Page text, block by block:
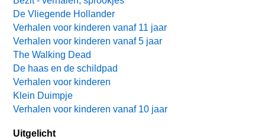
De Vliegende Hollander
Verhalen voor kinderen vanaf 11 jaar
Verhalen voor kinderen vanaf 5 jaar
The Walking Dead
De haas en de schildpad
Verhalen voor kinderen
Klein Duimpje
Verhalen voor kinderen vanaf 10 jaar
Uitgelicht